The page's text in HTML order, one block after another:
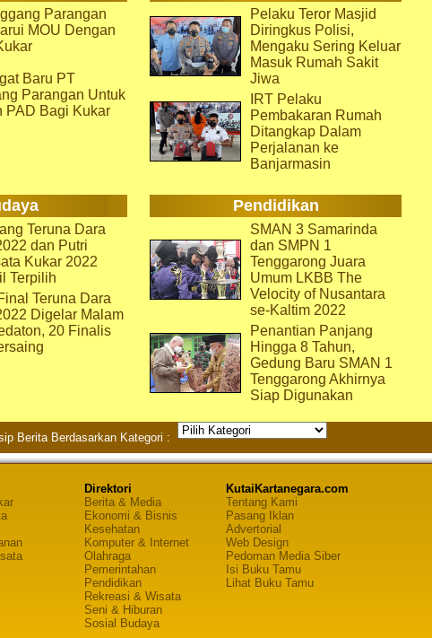
Parangan
MOU Dengan
Baru PT
Parangan Untuk
PAD Bagi Kukar
Pelaku Teror Masjid
Diringkus Polisi,
Mengaku Sering Keluar
Masuk Rumah Sakit
Jiwa
IRT Pelaku
Pembakaran Rumah
Ditangkap Dalam
Perjalanan ke
Banjarmasin
Pendidikan
Teruna Dara
dan Putri
Kukar 2022
Terpilih
Teruna Dara
Digelar Malam
20 Finalis
SMAN 3 Samarinda
dan SMPN 1
Tenggarong Juara
Umum LKBB The
Velocity of Nusantara
se-Kaltim 2022
Penantian Panjang
Hingga 8 Tahun,
Gedung Baru SMAN 1
Tenggarong Akhirnya
Siap Digunakan
Berita Berdasarkan Kategori :
Direktori
Berita & Media
Ekonomi & Bisnis
Kesehatan
Komputer & Internet
Olahraga
Pemerintahan
Pendidikan
Rekreasi & Wisata
Seni & Hiburan
Sosial Budaya
KutaiKartanegara.com
Tentang Kami
Pasang Iklan
Advertorial
Web Design
Pedoman Media Siber
Isi Buku Tamu
Lihat Buku Tamu